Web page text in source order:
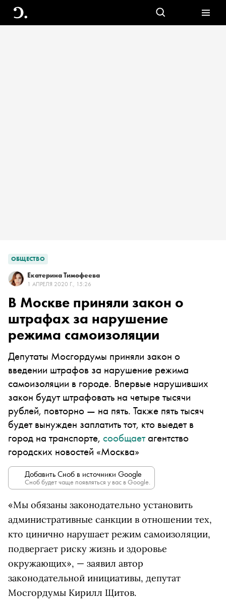
ОБЩЕСТВО
Екатерина Тимофеева
1 АПРЕЛЯ 2020 Г., 15:26
В Москве приняли закон о
штрафах за нарушение
режима самоизоляции
Депутаты Мосгордумы приняли закон о
введении штрафов за нарушение режима
самоизоляции в городе. Впервые нарушивших
закон будут штрафовать на четыре тысячи
рублей, повторно — на пять. Также пять тысяч
будет вынужден заплатить тот, кто выедет в
город на транспорте, сообщаетагентство
городских новостей «Москва»
Добавить Сноб в источники Google
Сноб будет чаще появляться у вас в Google.
«Мы обязаны законодательно установить
административные санкции в отношении тех,
кто цинично нарушает режим самоизоляции,
подвергает риску жизнь и здоровье
окружающих», — заявил автор
законодательной инициативы, депутат
Мосгордумы Кирилл Щитов.